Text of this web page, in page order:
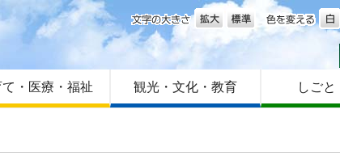
ての方へ
language
マップ
色
文字の大きさ
・医療・福祉 観光・文化・教育 しごと